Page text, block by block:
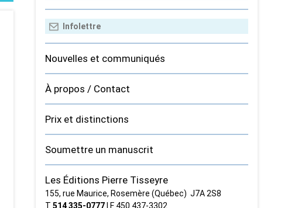
Nouvelles et communiqués
À propos / Contact
Prix et distinctions
Soumettre un manuscrit
Les Éditions Pierre Tisseyre
155, rue Maurice, Rosemère (Québec) J7A 2S8
T 514 335‑0777| F 450 437‑3302